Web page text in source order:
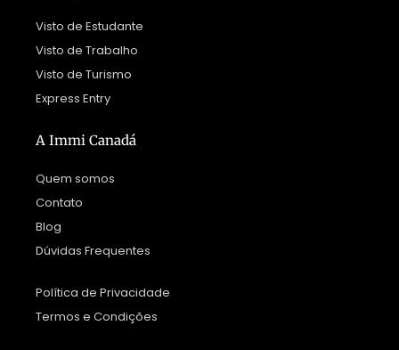
Visto de Estudante
Visto de Trabalho
Visto de Turismo
Express Entry
A Immi Canadá
Quem somos
Contato
Blog
Dúvidas Frequentes
Política de Privacidade
Termos e Condições